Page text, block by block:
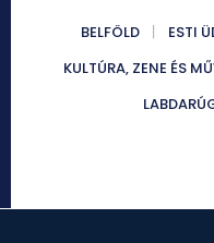
BELFÖLD ESTI
KULTÚRA, ZENE ÉS